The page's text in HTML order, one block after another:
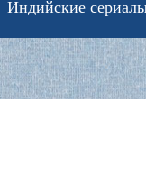
Индийские